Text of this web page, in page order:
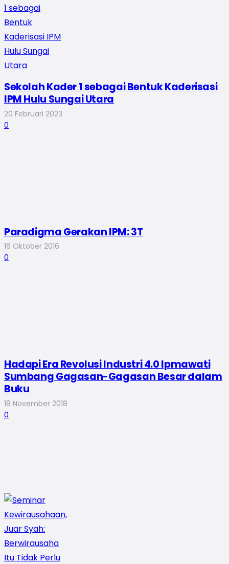
Sekolah Kader 1 sebagai Bentuk Kaderisasi
IPM Hulu Sungai Utara
20 Februari 2023
0
Paradigma Gerakan IPM: 3T
16 Oktober 2016
0
Hadapi Era Revolusi Industri 4.0 Ipmawati
Sumbang Gagasan-Gagasan Besar dalam
Buku
18 November 2018
0